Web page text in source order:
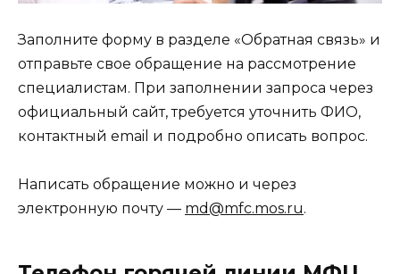
Заполните форму в разделе «Обратная связь» и
отправьте свое обращение на рассмотрение
специалистам. При заполнении запроса через
официальный сайт, требуется уточнить ФИО,
контактный email и подробно описать вопрос.
Написать обращение можно и через
электронную почту — md@mfc.mos.ru.